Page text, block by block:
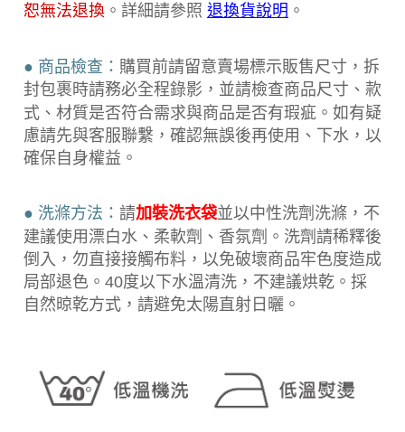
恕無法退換 。詳細請參照 退換貨說明 。
● 商品檢查： 購買前請留意賣場標示販售尺寸，拆
封包裹時請務必全程錄影，並請檢查商品尺寸、款
式、材質是否符合需求與商品是否有瑕疵。如有疑
慮請先與客服聯繫，確認無誤後再使用、下水，以
確保自身權益。
● 洗滌方法： 請加裝洗衣袋並以中性洗劑洗滌，不
建議使用漂白水、柔軟劑、香氛劑。洗劑請稀釋後
倒入，勿直接接觸布料，以免破壞商品牢色度造成
局部退色。40度以下水溫清洗，不建議烘乾。採
自然晾乾方式，請避免太陽直射日曬。